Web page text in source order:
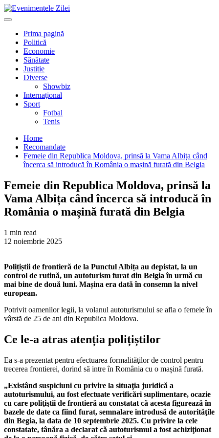
Mergi
la
Primary
Prima pagină
Politică
Economie
Sănătate
Justitie
Diverse
Showbiz
Internaţional
Sport
Fotbal
Tenis
Home
Recomandate
Femeie din Republica Moldova, prinsă la Vama Albița când
încerca să introducă în România o mașină furată din Belgia
Femeie din Republica Moldova, prinsă la
Vama Albița când încerca să introducă în
România o mașină furată din Belgia
1 min read
12 noiembrie 2025
Polițiștii de frontieră de la Punctul Albița au depistat, la un
control de rutină, un autoturism furat din Belgia în urmă cu
mai bine de două luni. Mașina era dată în consemn la nivel
european.
Potrivit oamenilor legii, la volanul autoturismului se afla o femeie în
vârstă de 25 de ani din Republica Moldova.
Ce le-a atras atenția polițiștilor
Ea s-a prezentat pentru efectuarea formalităţilor de control pentru
trecerea frontierei, dorind să intre în România cu o mașină furată.
„Existând suspiciuni cu privire la situaţia juridică a
autoturismului, au fost efectuate verificări suplimentare, ocazie
cu care poliţiştii de frontieră au constatat că acesta figurează în
bazele de date ca fiind furat, semnalare introdusă de autorităţile
din Begia, la data de 10 septembrie 2025. Cu privire la cele
constatate, tânăra a declarat că autoturismul a fost achiziţionat